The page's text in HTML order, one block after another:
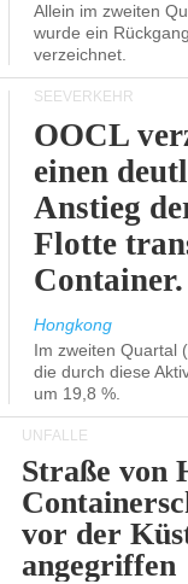
Allein im zweiten
wurde ein
verzeichnet.
SEEVERKEHR
OOCL
einen
Anstieg
Flotte
Container.
Hongkong
Im zweiten Quartal
die durch diese
um 19,8 %.
UNFÄLLE
Straße von
vor der
angegriffen